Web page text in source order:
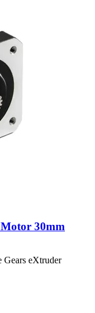
30mm
eXtruder